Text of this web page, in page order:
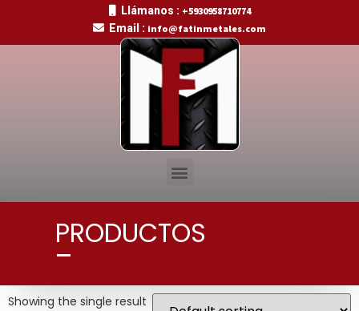
Llámanos : +5930958710774
Email : info@fatinmetales.com
PRODUCTOS
Showing the single result